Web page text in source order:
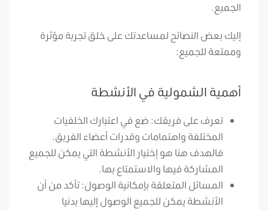
الجميع.
إليك بعض النصائح لمساعدتك على خلق تجربة مؤثرة
وممتعة للجميع:
أهمية الشمولية في الأنشطة
تعرف على فريقك: ضع في اعتبارك الخلفيات
المختلفة واهتمامات وقدرات أعضاء الفريق.
فالهدف هنا هو إختيار الأنشطة التي يمكن للجميع
المشاركة فيها والاستمتاع بها.
المسائل المتعلقة بإمكانية الوصول: تأكد من أن
الأنشطة يمكن للجميع الوصول إليها بدنيا